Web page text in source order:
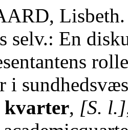
selv.: En
i
kvarter, [S. l.]